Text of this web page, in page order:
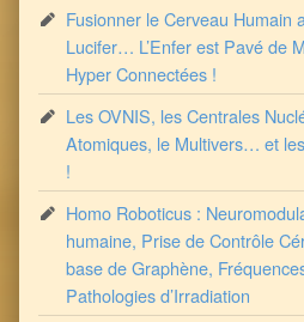
Fusionner le Cerveau Humain
Lucifer… L’Enfer est Pavé de
Hyper Connectées !
Les OVNIS, les Centrales
Atomiques, le Multivers… et
!
Homo Roboticus :
humaine, Prise de Contrôle
base de Graphène,
Pathologies d’Irradiation